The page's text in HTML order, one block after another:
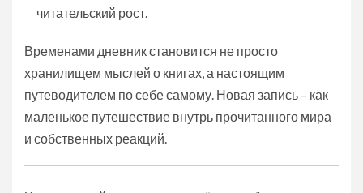
читательский рост.
Временами дневник становится не просто
хранилищем мыслей о книгах, а настоящим
путеводителем по себе самому. Новая запись – как
маленькое путешествие внутрь прочитанного мира
и собственных реакций.